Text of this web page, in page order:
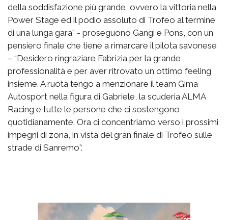
della soddisfazione più grande, ovvero la vittoria nella
Power Stage ed il podio assoluto di Trofeo al termine
di una lunga gara” - proseguono Gangi e Pons, con un
pensiero finale che tiene a rimarcare il pilota savonese
– “Desidero ringraziare Fabrizia per la grande
professionalità e per aver ritrovato un ottimo feeling
insieme. A ruota tengo a menzionare il team Gima
Autosport nella figura di Gabriele, la scuderia ALMA
Racing e tutte le persone che ci sostengono
quotidianamente. Ora ci concentriamo verso i prossimi
impegni di zona, in vista del gran finale di Trofeo sulle
strade di Sanremo”.